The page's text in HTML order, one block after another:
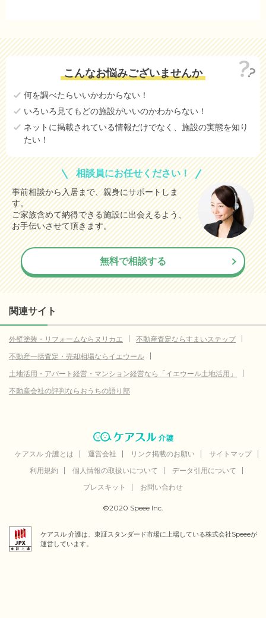
8.8
鴻巣市(参考値) 10.3
9.0
上尾市(参考値)
蕨市(参考値)
戸田市(参考値) 4.8万円
入間市(参考値) 14.6万円
和光市(参考値) 11.5
新座市(参考値) 10.5万円
久喜市(参考値) 13.1万円
幸手市 10.6万円
ふじみ野市(参考値) 4.9万円
比企郡小川町
秩父郡皆野町(参考値) 10.3
大里郡寄居町 (参考値) 9.4
北葛飾郡杉戸町(参考値)
データなし
さいたま市大宮区 データなし
さいたま市見沼区 データなし
データなし
データなし
さいたま市浦和区 データなし
こんなお悩みございませんか
何を調べたらいいかわからない！
いろいろ見てもどの施設がいいのかわからない！
ネットに掲載されている情報だけでなく、施設の実態を知り
たい！
相談員にお任せください！
事前相談から入居まで、親身にサポートしま
す。
ご家族含めて納得できる施設に出会えるよう、
お手伝いさせて頂きます。
無料で相談する
関連サイト
外壁塗装・リフォームならヌリカエ
不動産査定ならすまいステップ
不動産一括査定・売却相場ならイエウール
土地活用・アパート経営・マンション経営なら「イエウール土地活用」
不動産会社の評判ならおうちの語り部
ケアスル 介護とは 運営会社 リンク掲載のお願い
サイトマップ
利用規約
個人情報の取扱いについて
データ引用について
プレスキット
お問い合わせ
©2020 Speee Inc.
ケアスル 介護は、東証スタンダード市場に上場している株式会社Speeeが
運営しています。